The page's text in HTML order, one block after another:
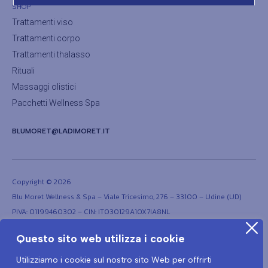
Questo sito web utilizza i cookie
Utilizziamo i cookie sul nostro sito Web per offrirti
SHOP
Trattamenti viso
Trattamenti corpo
Trattamenti thalasso
Rituali
Massaggi olistici
Pacchetti Wellness Spa
BLUMORET@LADIMORET.IT
Copyright © 2026
Blu Moret Wellness & Spa – Viale Tricesimo, 276 – 33100 – Udine (UD)
PIVA: 01199460302 – CIN: IT030129A1OX7IA8NL